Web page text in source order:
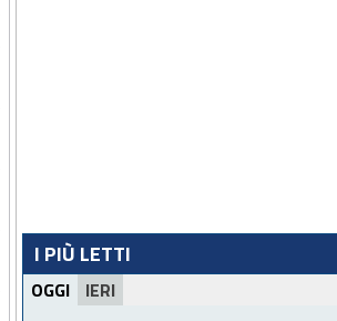
I PIÙ LETTI
OGGI IERI